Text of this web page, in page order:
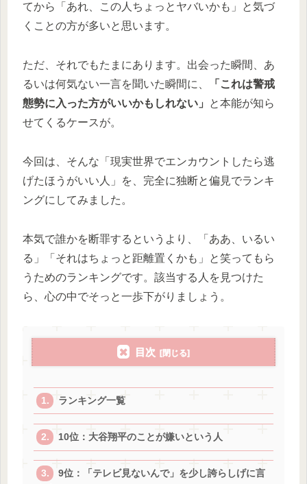
てから「あれ、この人ちょっとヤバいかも」と気づ
くことの方が多いと思います。
ただ、それでもたまにあります。出会った瞬間、あ
るいは何気ない一言を聞いた瞬間に、
「これは警戒
態勢に入った方がいいかもしれない」
と本能が知ら
せてくるケースが。
今回は、そんな「現実世界でエンカウントしたら逃
げたほうがいい人」を、完全に独断と偏見でランキ
ングにしてみました。
本気で誰かを断罪するというより、「ああ、いるい
る」「それはちょっと距離置くかも」と笑ってもら
うためのランキングです。該当する人を見つけた
ら、心の中でそっと一歩下がりましょう。
目次
ランキング一覧
10位：大谷翔平のことが嫌いという人
9位：「テレビ見ないんで」を少し誇らしげに言